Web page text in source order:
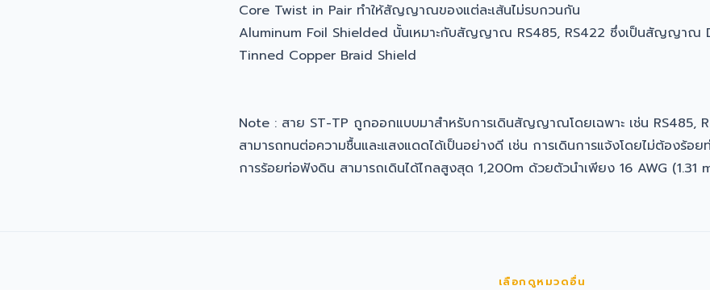
Core Twist in Pair ทำให้สัญญาณของแต่ละเส้นไม่รบกวนกัน
Aluminum Foil Shielded นั้นเหมาะกับสัญญาณ RS485, RS422 ซึ่งเป็นสัญญาณ
Tinned Copper Braid Shield
Note : สาย ST-TP ถูกออกแบบมาสำหรับการเดินสัญญาณโดยเฉพาะ เช่น RS485,
สามารถทนต่อความชื้นและแสงแดดได้เป็นอย่างดี เช่น การเดินการแจ้งโดยไม่ต้องร้อย
การร้อยท่อฟังดิน สามารถเดินได้ไกลสูงสุด 1,200m ด้วยตัวนำเพียง 16 AWG (1.31
เลือกดูหมวดอื่น